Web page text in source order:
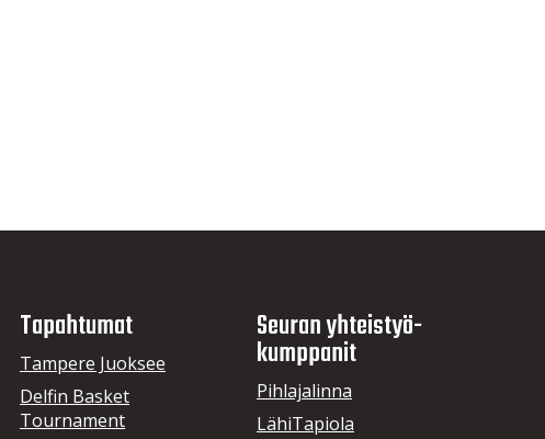
Tapahtumat
Tampere Juoksee
Delfin Basket
Tournament
Seuran yhteistyö­
kumppanit
Pihlajalinna
LähiTapiola